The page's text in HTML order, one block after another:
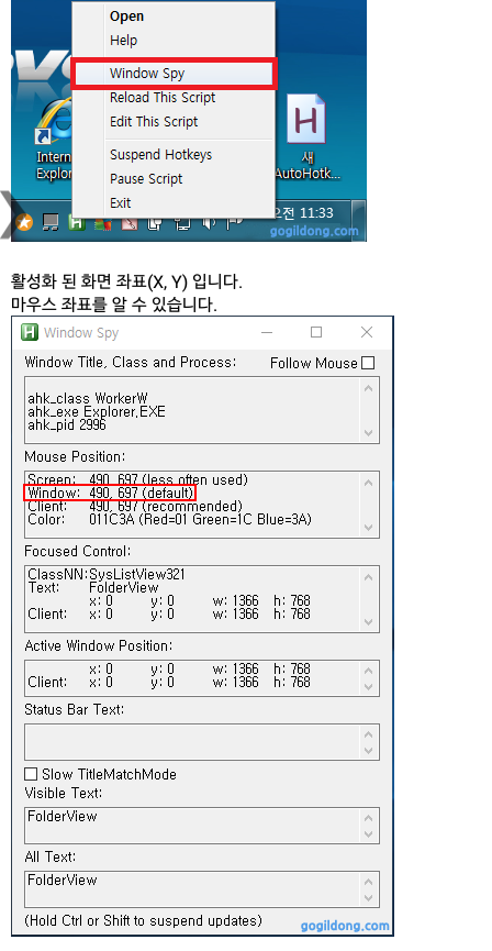
활성화 된 화면 좌표(X, Y) 입니다.
마우스 좌표를 알 수 있습니다.